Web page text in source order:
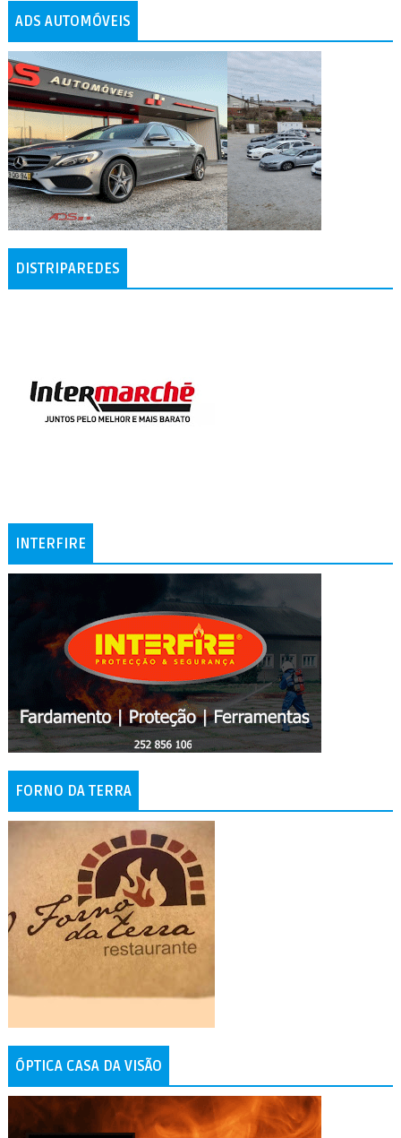
ADS AUTOMÓVEIS
DISTRIPAREDES
INTERFIRE
FORNO DA TERRA
ÓPTICA CASA DA VISÃO